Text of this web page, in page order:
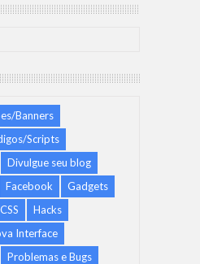
Banners
Scripts
Divulgue seu blog
Facebook
Gadgets
Hacks
Interface
Problemas e Bugs